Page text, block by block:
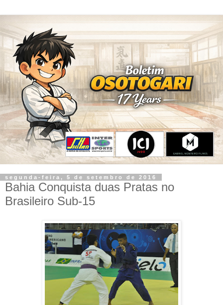
segunda-feira, 5 de setembro de 2016
Bahia Conquista duas Pratas no
Brasileiro Sub-15